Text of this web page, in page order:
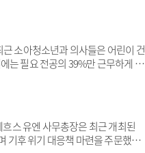
왕왕 인용된다.결은 조금 다르지
료기관의 수술실 CCTV 설치가 의
소아청소년과 의사들은 어린이 건
는 필요 전공의 39%만 근무하게 된
한 전국 수련병원 전공의 현황을
한 명도 되지 않는 셈이다.수도권
스 유엔 사무총장은 최근 개최된
기후 위기 대응책 마련을 주문했다.